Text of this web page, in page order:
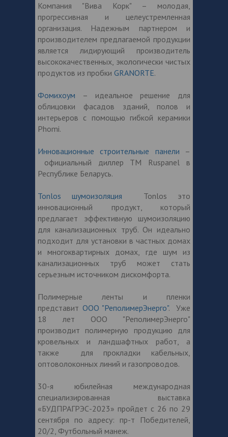
Компания "Вива Корк" – молодая,
прогрессивная и целеустремленная
организация. Надежным партнером и
производителем предлагаемой продукции
является лидирующий производитель
высококачественных, экологически чистых
продуктов из пробки GRANORTE.
Фомихоум – идеальное решение для
облицовки фасадов зданий, полов и
интерьеров с помощью гибкой керамики
Phomi.
Инновационные строительные панели –
официальный диллер ТМ Ruspanel в
Республике Беларусь.
Tonlos шумоизоляция Tonlos это
инновационный продукт, который
предлагает эффективную шумоизоляцию
для канализационных труб. Он идеально
подходит для установки в частных домах
и многоквартирных домах, где шум из
канализационных труб может стать
серьезным источником дискомфорта.
Полимерные ленты и пленки
представит ООО "РеполимерЭнерго". Уже
18 лет ООО "РеполимерЭнерго"
производит полимерную продукцию для
кровельных и ландшафтных работ, а
также для прокладки кабельных,
оптоволоконных линий и газопроводов.
30-я юбилейная международная
специализированная выставка
«БУДПРАГРЭС-2023» пройдет с 26 по 29
сентября по адресу: пр-т Победителей,
20/2, Футбольный манеж.